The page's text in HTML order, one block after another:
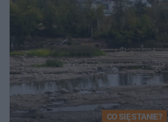
CO SIĘ STANIE?